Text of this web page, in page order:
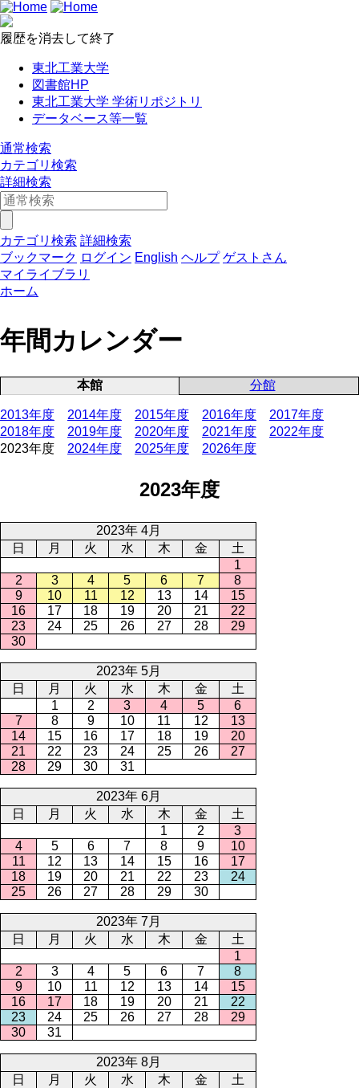
履歴を消去して終了
東北工業大学
図書館HP
東北工業大学 学術リポジトリ
データベース等一覧
通常検索
カテゴリ検索
詳細検索
カテゴリ検索 詳細検索
ブックマーク ログイン English ヘルプ ゲストさん
マイライブラリ
ホーム
年間カレンダー
本館 分館
2013年度 2014年度 2015年度 2016年度
2017年度
2018年度
2019年度 2020年度 2021年度
2022年度
2023年度
2024年度 2025年度 2026年度
2023年度
2023年 4月
日
月 火 水 木 金
土
1
2
3 4 5 6 7
8
9
10 11 12 13 14
15
16
17 18 19 20 21
22
23
24 25 26 27 28
29
30
2023年 5月
日
月 火 水 木 金
土
1
2 3 4 5
6
7
8 9 10 11 12
13
14
15 16 17 18 19
20
21
22 23 24 25 26
27
28
29 30 31
2023年 6月
日
月 火 水 木 金
土
1
2
3
4
5 6 7 8 9
10
11
12 13 14 15 16
17
18
19 20 21 22 23
24
25
26 27 28 29 30
2023年 7月
日
月 火 水 木 金
土
1
2
3 4 5 6 7
8
9
10 11 12 13 14
15
16
17 18 19 20 21
22
23
24 25 26 27 28
29
30
31
2023年 8月
日
月 火 水 木 金
土